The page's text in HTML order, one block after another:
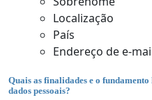
Localização
País
Endereço de e-
Quais as finalidades e o
dados pessoais?